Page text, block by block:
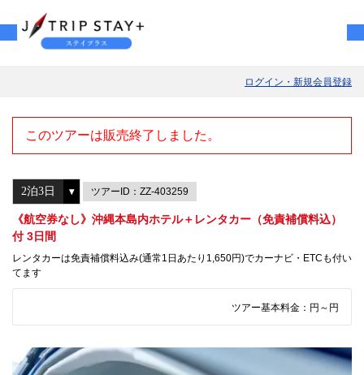
ログイン・新規会員登録
このツアーは販売終了しました。
ツアーID：ZZ-403259
《航空券なし》沖縄本島内ホテル＋レンタカー（免責補償料込）
付 3日間
レンタカーは免責補償料込み(通常1日あたり1,650円)でカーナビ・ETCも付い
てます
ツアー基本料金： 円～ 円